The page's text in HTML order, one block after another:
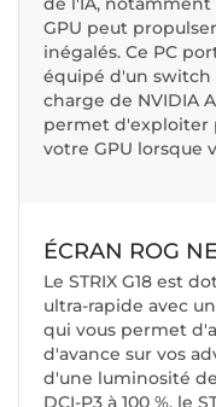
GPU peut
inégalés. Ce PC
équipé d'un switch
charge de NVIDIA
permet d'exploiter
votre GPU lorsque
ÉCRAN ROG
Le STRIX G18 est
ultra-rapide avec
qui vous permet
d'avance sur vos
d'une luminosité
DCI-P3 à 100 %, le